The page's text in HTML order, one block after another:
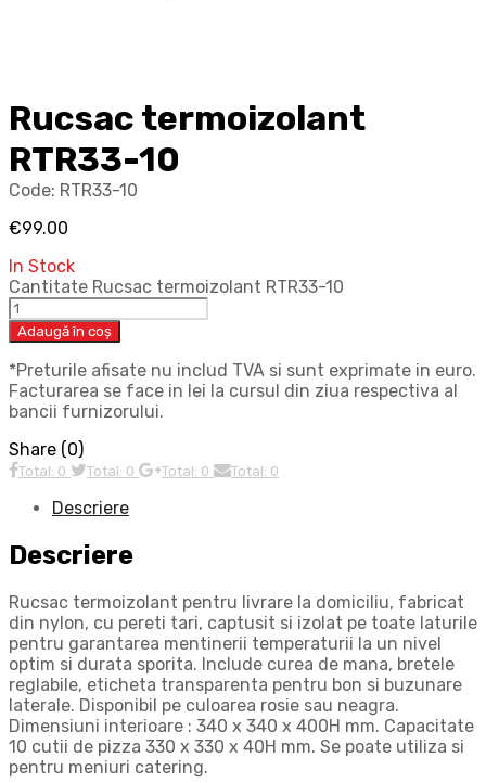
Rucsac termoizolant
RTR33-10
Code: RTR33-10
€99.00
In Stock
Cantitate Rucsac termoizolant RTR33-10
Adaugă în coș
*Preturile afisate nu includ TVA si sunt exprimate in euro.
Facturarea se face in lei la cursul din ziua respectiva al
bancii furnizorului.
Share (0)
Total: 0 Total: 0 Total: 0 Total: 0
Descriere
Descriere
Rucsac termoizolant pentru livrare la domiciliu, fabricat
din nylon, cu pereti tari, captusit si izolat pe toate laturile
pentru garantarea mentinerii temperaturii la un nivel
optim si durata sporita. Include curea de mana, bretele
reglabile, eticheta transparenta pentru bon si buzunare
laterale. Disponibil pe culoarea rosie sau neagra.
Dimensiuni interioare : 340 x 340 x 400H mm. Capacitate
10 cutii de pizza 330 x 330 x 40H mm. Se poate utiliza si
pentru meniuri catering.